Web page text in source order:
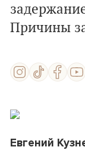
Причины
Евгений